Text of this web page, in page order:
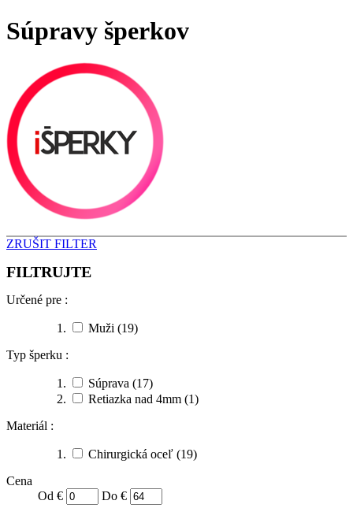
Súpravy šperkov
ZRUŠIT FILTER
FILTRUJTE
Určené pre :
Muži (19)
Typ šperku :
Súprava (17)
Retiazka nad 4mm (1)
Materiál :
Chirurgická oceľ (19)
Cena
Od €
Do €